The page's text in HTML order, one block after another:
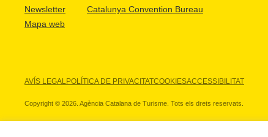
Newsletter
Mapa web
Catalunya Convention Bureau
AVÍS LEGALPOLÍTICA DE PRIVACITATCOOKIESACCESSIBILITAT
Copyright © 2026. Agència Catalana de Turisme. Tots els drets reservats.